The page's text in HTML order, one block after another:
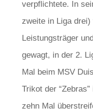
verpflichtete. In
zweite in Liga
Leistungsträger
gewagt, in der 2.
Mal beim MSV
Trikot der
zehn Mal